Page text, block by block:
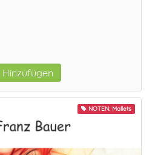
Hinzufügen
NOTEN: Mallets